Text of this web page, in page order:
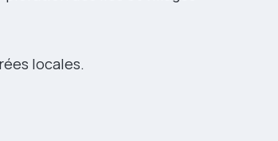
locales.